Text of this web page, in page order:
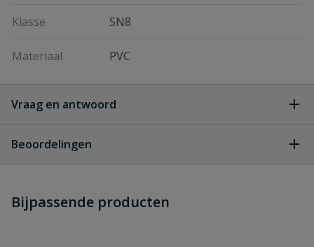
Klasse SN8
Materiaal PVC
Vraag en antwoord
dit product?
Beoordelingen
Schrijf zelf een beoordeling
Bijpassende producten